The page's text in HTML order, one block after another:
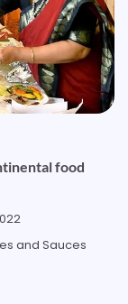
food
and Sauces